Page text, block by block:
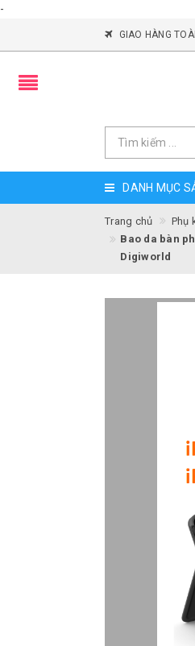
-
GIAO HÀNG
DANH MỤC
Trang chủ
Phụ
Bao da bàn
Digiworld